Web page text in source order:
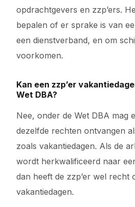
opdrachtgevers en zzp’ers.
bepalen of er sprake is van
een dienstverband, en om
voorkomen.
Kan een zzp’er
Wet DBA?
Nee, onder de Wet DBA mag
dezelfde rechten ontvangen
zoals vakantiedagen. Als de
wordt herkwalificeerd naar
dan heeft de zzp’er wel recht
vakantiedagen.